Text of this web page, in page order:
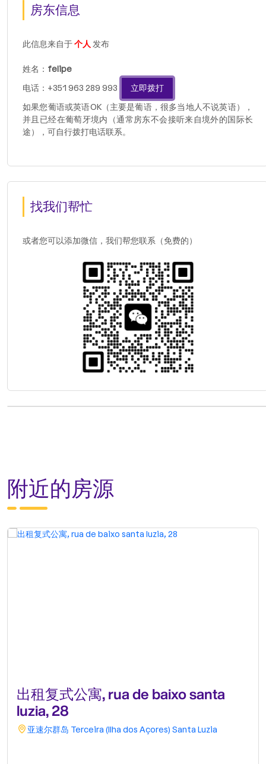
房东信息
此信息来自于个人 发布
姓名： felipe
电话：+351 963 289 993
立即拨打
如果您葡语或英语OK（主要是葡语，很多当地人不说英语），
并且已经在葡萄牙境内（通常房东不会接听来自境外的国际长
途），可自行拨打电话联系。
找我们帮忙
或者您可以添加微信，我们帮您联系（免费的）
附近的房源
出租复式公寓, rua de baixo santa
luzia, 28
亚速尔群岛 Terceira (Ilha dos Açores) Santa Luzia